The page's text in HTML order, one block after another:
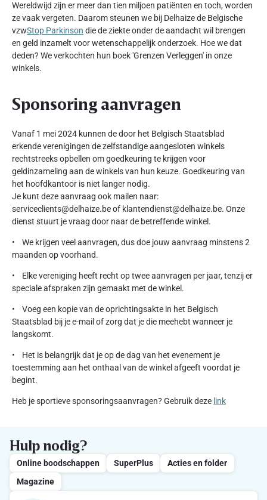
Wereldwijd zijn er meer dan tien miljoen patiënten en toch, worden
ze vaak vergeten. Daarom steunen we bij Delhaize de Belgische
vzwStop Parkinson die de ziekte onder de aandacht wil brengen
en geld inzamelt voor wetenschappelijk onderzoek. Hoe we dat
deden? We verkochten hun boek 'Grenzen Verleggen' in onze
winkels.
Sponsoring aanvragen
Vanaf 1 mei 2024 kunnen de door het Belgisch Staatsblad
erkende verenigingen de zelfstandige aangesloten winkels
rechtstreeks opbellen om goedkeuring te krijgen voor
geldinzameling aan de winkels van hun keuze. Goedkeuring van
het hoofdkantoor is niet langer nodig.
Je kunt deze aanvraag ook mailen naar:
serviceclients@delhaize.be of klantendienst@delhaize.be. Onze
dienst stuurt je vraag door naar de betreffende winkel.
• We krijgen veel aanvragen, dus doe jouw aanvraag minstens 2
maanden op voorhand.
• Elke vereniging heeft recht op twee aanvragen per jaar, tenzij er
speciale afspraken zijn gemaakt met de winkel.
• Voeg een kopie van de oprichtingsakte in het Belgisch
Staatsblad bij je e-mail of zorg dat je die meehebt wanneer je
langskomt.
• Het is belangrijk dat je op de dag van het evenement je
toestemming aan het onthaal van de winkel afgeeft voordat je
begint.
Heb je sportieve sponsoringsaanvragen? Gebruik deze link
Hulp nodig?
Online boodschappen SuperPlus
Acties en folder
Magazine